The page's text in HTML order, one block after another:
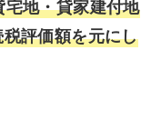
宅地・貸家建付地
評価額を元にし